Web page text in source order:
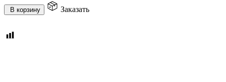
В корзину Заказать